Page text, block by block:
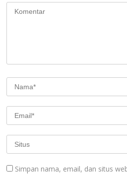
Simpan nama, email, dan situs